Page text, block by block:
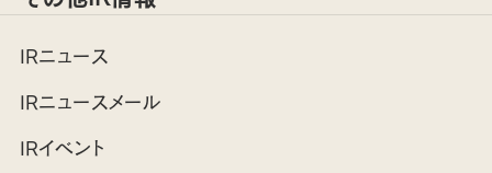
IRニュース
IRニュースメール
IRイベント